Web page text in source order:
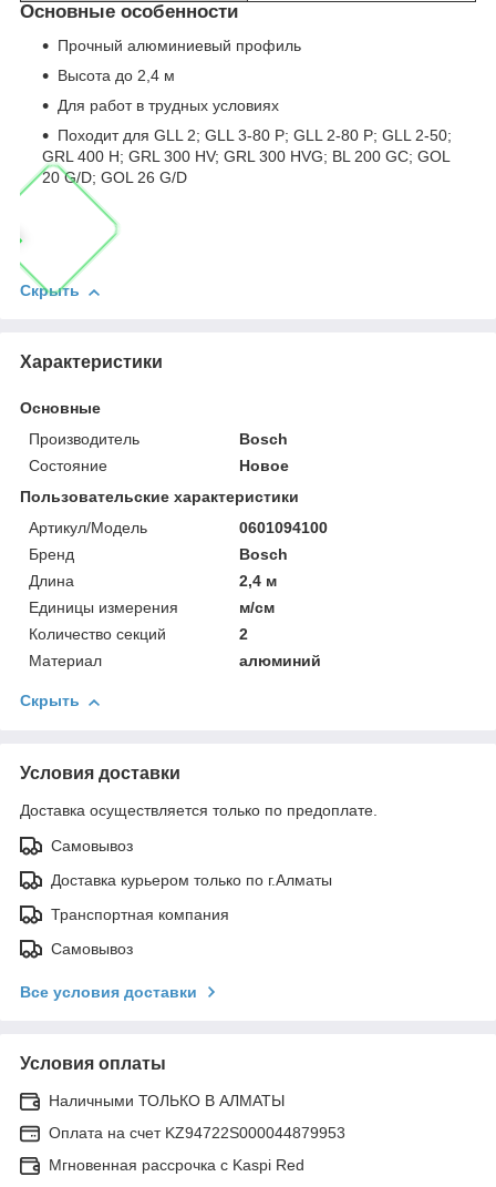
Основные особенности
Прочный алюминиевый профиль
Высота до 2,4 м
Для работ в трудных условиях
Походит для GLL 2; GLL 3-80 P; GLL 2-80 P; GLL 2-50;
GRL 400 H; GRL 300 HV; GRL 300 HVG; BL 200 GC; GOL
20 G/D; GOL 26 G/D
Скрыть
Характеристики
Основные
Производитель
Bosch
Состояние
Новое
Пользовательские характеристики
Артикул/Модель
0601094100
Бренд
Bosch
Длина
2,4 м
Единицы измерения
м/см
Количество секций
2
Материал
алюминий
Скрыть
Условия доставки
Доставка осуществляется только по предоплате.
Самовывоз
Доставка курьером только по г.Алматы
Транспортная компания
Самовывоз
Все условия доставки
Условия оплаты
Наличными ТОЛЬКО В АЛМАТЫ
Оплата на счет KZ94722S000044879953
Мгновенная рассрочка с Kaspi Red